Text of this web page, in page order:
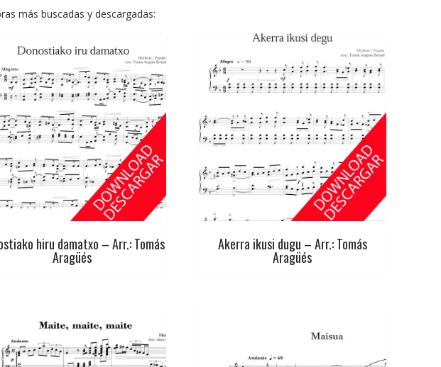
más buscadas y descargadas:
hiru damatxo – Arr.: Tomás
Aragüés
Akerra ikusi dugu – Arr.: Tomás
Aragüés